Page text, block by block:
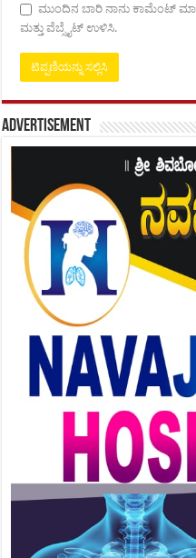
ಮುಂದಿನ ಬಾರಿ ನಾನು ಕಾಮೆಂಟ್
ಮತ್ತು ವೆಬ್ಸೈಟ್ ಉಳಿಸಿ.
Advertisement